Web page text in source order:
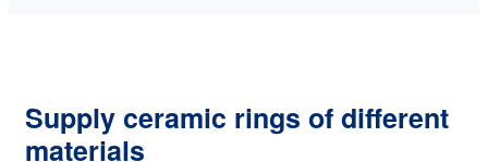
Supply ceramic rings of different
materials